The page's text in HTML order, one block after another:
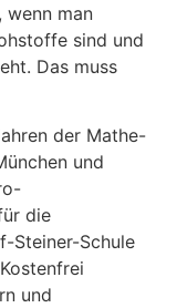
wenn man
sind und
Das muss
der Mathe-
und
die
Steiner-Schule
und